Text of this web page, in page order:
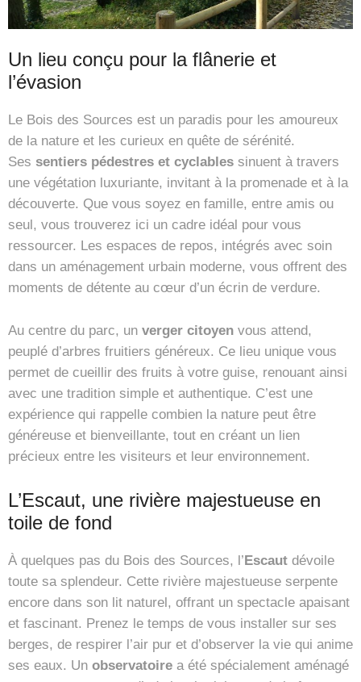
Un lieu conçu pour la flânerie et
l’évasion
Le Bois des Sources est un paradis pour les amoureux
de la nature et les curieux en quête de sérénité.
Ses sentiers pédestres et cyclables sinuent à travers
une végétation luxuriante, invitant à la promenade et à la
découverte. Que vous soyez en famille, entre amis ou
seul, vous trouverez ici un cadre idéal pour vous
ressourcer. Les espaces de repos, intégrés avec soin
dans un aménagement urbain moderne, vous offrent des
moments de détente au cœur d’un écrin de verdure.
Au centre du parc, un verger citoyen vous attend,
peuplé d’arbres fruitiers généreux. Ce lieu unique vous
permet de cueillir des fruits à votre guise, renouant ainsi
avec une tradition simple et authentique. C’est une
expérience qui rappelle combien la nature peut être
généreuse et bienveillante, tout en créant un lien
précieux entre les visiteurs et leur environnement.
L’Escaut, une rivière majestueuse en
toile de fond
À quelques pas du Bois des Sources, l’Escaut dévoile
toute sa splendeur. Cette rivière majestueuse serpente
encore dans son lit naturel, offrant un spectacle apaisant
et fascinant. Prenez le temps de vous installer sur ses
berges, de respirer l’air pur et d’observer la vie qui anime
ses eaux. Un observatoire a été spécialement aménagé